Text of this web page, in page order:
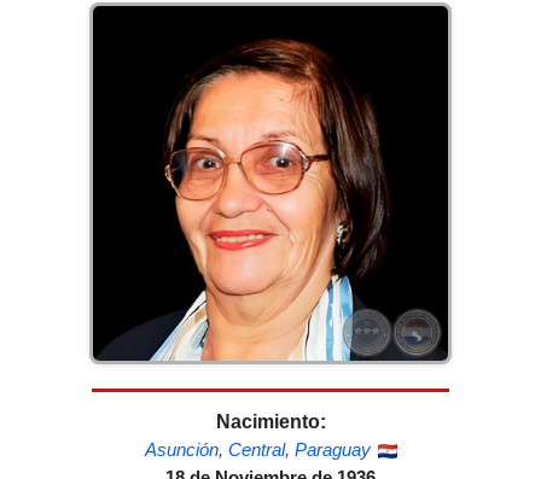
Nacimiento:
Asunción, Central, Paraguay